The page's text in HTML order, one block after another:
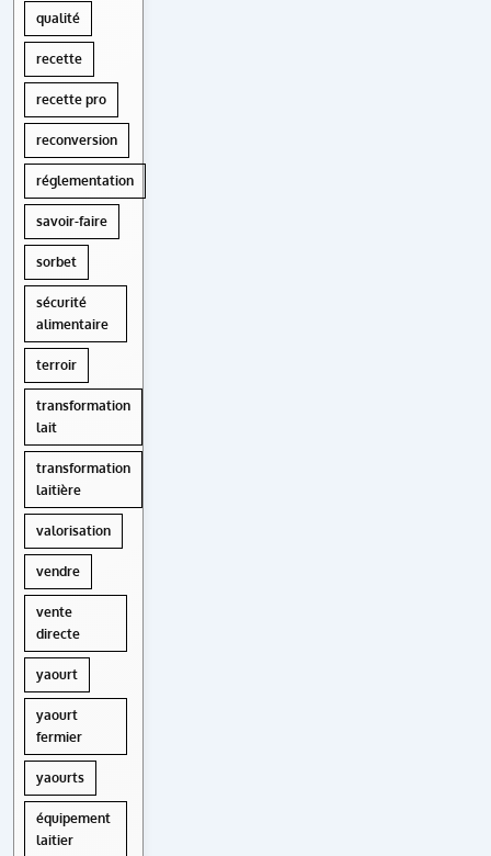
qualité
recette
recette pro
reconversion
réglementation
savoir-faire
sorbet
sécurité
alimentaire
terroir
transformation
lait
transformation
laitière
valorisation
vendre
vente
directe
yaourt
yaourt
fermier
yaourts
équipement
laitier